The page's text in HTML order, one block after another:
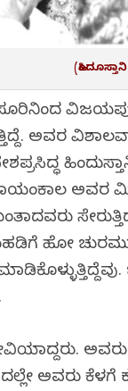
ಅವರ
ಅವರ
ಹೋಗಿ
ಅವರು ಕೆಳಗೆ